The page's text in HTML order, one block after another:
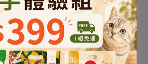
異味
聲 😿
尿在其他地方